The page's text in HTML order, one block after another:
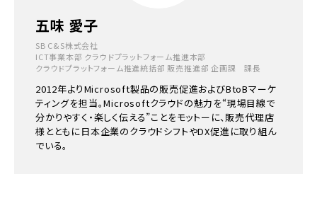
五味 愛子
SB C&S株式会社
ICT事業本部 クラウドプラットフォーム推進本部
クラウドプラットフォーム推進統括部 販売推進部 企画課 課長
2012年よりMicrosoft製品の販売促進およびBtoBマーケ
ティングを担当。Microsoftクラウドの魅力を“現場目線で
分かりやすく・楽しく伝える”ことをモットーに、販売代理店
様とともに日本企業のクラウドシフトやDX促進に取り組ん
でいる。